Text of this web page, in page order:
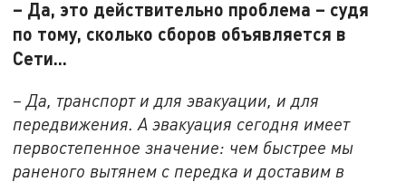
– Да, это действительно проблема – судя
по тому, сколько сборов объявляется в
Сети...
– Да, транспорт и для эвакуации, и для
передвижения. А эвакуация сегодня имеет
первостепенное значение: чем быстрее мы
раненого вытянем с передка и доставим в